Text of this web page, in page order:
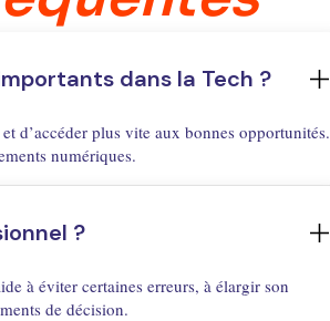
dans la Tech ?
d’accéder plus vite aux bonnes opportunités.
numériques.
?
à éviter certaines erreurs, à élargir son
de décision.